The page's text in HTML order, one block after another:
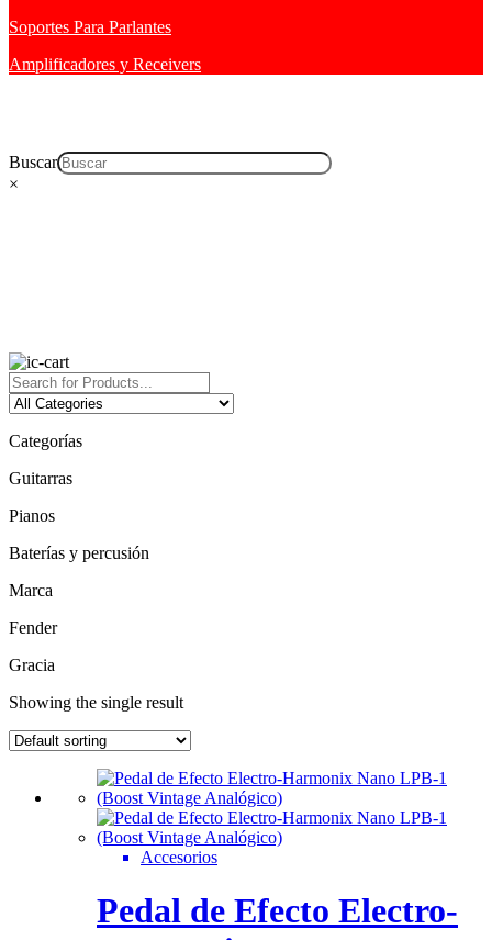
Soportes Para Parlantes
Amplificadores y Receivers
Buscar
×
Categorías
Guitarras
Pianos
Baterías y percusión
Marca
Fender
Gracia
Showing the single result
Accesorios
Pedal de Efecto Electro-